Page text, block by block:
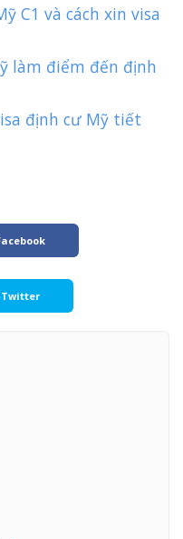
C1 và cách xin visa
làm điểm đến định
định cư Mỹ tiết
Twitter